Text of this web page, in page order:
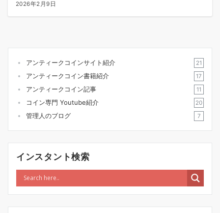
2026年2月9日
アンティークコインサイト紹介 21
アンティークコイン書籍紹介 17
アンティークコイン記事 11
コイン専門 Youtube紹介 20
管理人のブログ 7
インスタント検索